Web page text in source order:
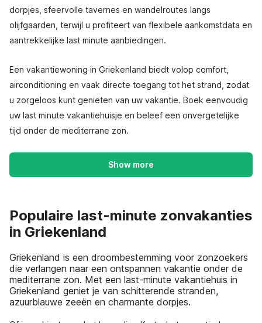
dorpjes, sfeervolle tavernes en wandelroutes langs
olijfgaarden, terwijl u profiteert van flexibele aankomstdata en
aantrekkelijke last minute aanbiedingen.
Een vakantiewoning in Griekenland biedt volop comfort,
airconditioning en vaak directe toegang tot het strand, zodat
u zorgeloos kunt genieten van uw vakantie. Boek eenvoudig
uw last minute vakantiehuisje en beleef een onvergetelijke
tijd onder de mediterrane zon.
Show more
Populaire last-minute zonvakanties
in Griekenland
Griekenland is een droombestemming voor zonzoekers
die verlangen naar een ontspannen vakantie onder de
mediterrane zon. Met een last-minute vakantiehuis in
Griekenland geniet je van schitterende stranden,
azuurblauwe zeeën en charmante dorpjes.